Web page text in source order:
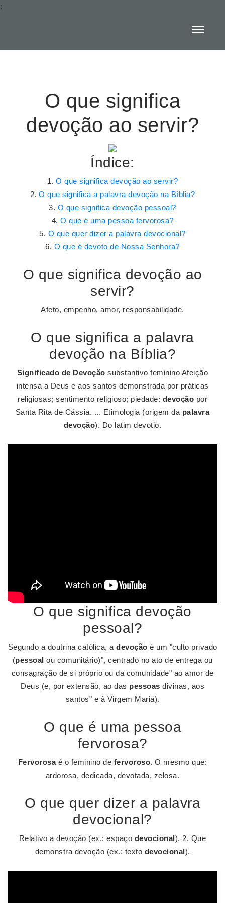
:
O que significa
devoção ao servir?
Índice:
O que significa devoção ao servir?
O que significa a palavra devoção na Bíblia?
O que significa devoção pessoal?
O que é uma pessoa fervorosa?
O que quer dizer a palavra devocional?
O que é devoto de Nossa Senhora?
O que significa devoção ao
servir?
Afeto, empenho, amor, responsabilidade.
O que significa a palavra
devoção na Bíblia?
Significado de Devoção substantivo feminino Afeição
intensa a Deus e aos santos demonstrada por práticas
religiosas; sentimento religioso; piedade: devoção por
Santa Rita de Cássia. ... Etimologia (origem da palavra
devoção). Do latim devotio.
O que significa devoção
pessoal?
Segundo a doutrina católica, a devoção é um "culto privado
(pessoal ou comunitário)", centrado no ato de entrega ou
consagração de si próprio ou da comunidade" ao amor de
Deus (e, por extensão, ao das pessoas divinas, aos
santos" e à Virgem Maria).
O que é uma pessoa
fervorosa?
Fervorosaé o feminino de fervoroso. O mesmo que:
ardorosa, dedicada, devotada, zelosa.
O que quer dizer a palavra
devocional?
Relativo a devoção (ex.: espaço devocional). 2. Que
demonstra devoção (ex.: texto devocional).